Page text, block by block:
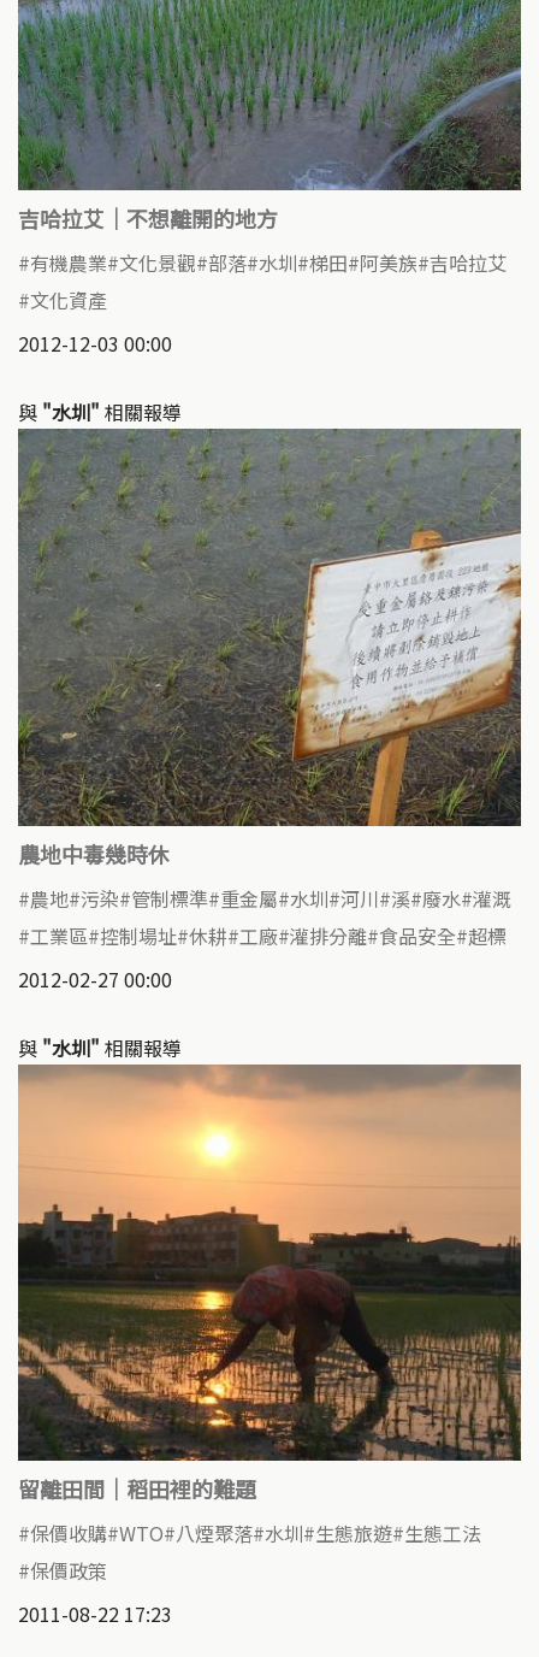
吉哈拉艾｜不想離開的地方
有機農業 文化景觀 部落 水圳 梯田 阿美族 吉哈拉艾
文化資產
2012-12-03 00:00
與 "水圳" 相關報導
農地中毒幾時休
農地 污染 管制標準 重金屬 水圳 河川 溪 廢水 灌溉
工業區 控制場址 休耕 工廠 灌排分離 食品安全 超標
2012-02-27 00:00
與 "水圳" 相關報導
留離田間｜稻田裡的難題
保價收購 WTO 八煙聚落 水圳 生態旅遊 生態工法
保價政策
2011-08-22 17:23